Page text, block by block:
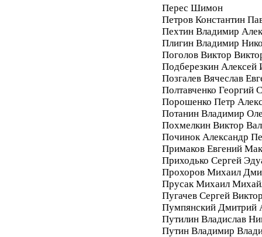
Перес Шимон
Петров Константин
Пехтин Владимир
Плигин Владимир
Поголов Виктор
Подберезкин Алексей
Позгалев Вячеслав
Полтавченко Георгий
Порошенко Петр
Потанин Владимир
Похмелкин Виктор
Починок Александр
Примаков Евгений
Приходько Сергей
Прохоров Михаил
Прусак Михаил
Пугачев Сергей
Пумпянский Дмитрий
Путилин Владислав
Путин Владимир